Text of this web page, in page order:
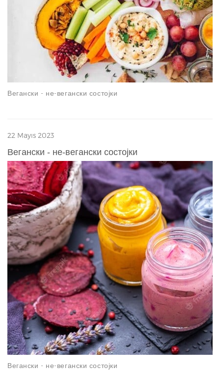
Вегански - не-вегански состојки
22 Mayıs 2023
Вегански - не-вегански состојки
Вегански - не-вегански состојки